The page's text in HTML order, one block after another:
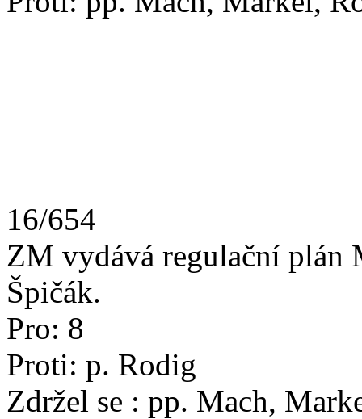
16/654
ZM vydává regulační plán
Špičák.
Pro: 8
Proti: p. Rodig
Zdržel se : pp. Mach,